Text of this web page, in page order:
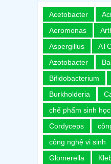
Acetobacter
Aeromonas
Aspergillus
Azotobacter
Bifidobacterium
Burkholderia
chế phẩm sinh học
Cordyceps
công nghệ vi sinh
Glomerella